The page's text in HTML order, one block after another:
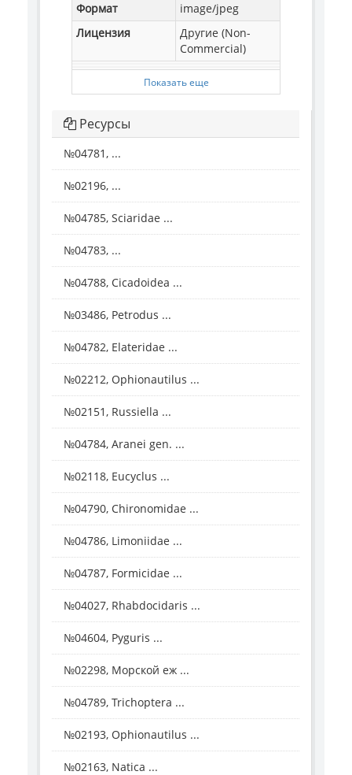
Формат
image/jpeg
Лицензия
Другие (Non-
Commercial)
Показать еще
Ресурсы
№04781, ...
№02196, ...
№04785, Sciaridae ...
№04783, ...
№04788, Cicadoidea ...
№03486, Petrodus ...
№04782, Elateridae ...
№02212, Ophionautilus ...
№02151, Russiella ...
№04784, Aranei gen. ...
№02118, Eucyclus ...
№04790, Chironomidae ...
№04786, Limoniidae ...
№04787, Formicidae ...
№04027, Rhabdocidaris ...
№04604, Pyguris ...
№02298, Морской еж ...
№04789, Trichoptera ...
№02193, Ophionautilus ...
№02163, Natica ...